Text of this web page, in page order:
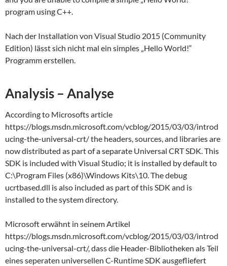
program using C++.
Nach der Installation von Visual Studio 2015 (Community
Edition) lässt sich nicht mal ein simples „Hello World!“
Programm erstellen.
Analysis – Analyse
According to Microsofts article
https://blogs.msdn.microsoft.com/vcblog/2015/03/03/introd
ucing-the-universal-crt/ the headers, sources, and libraries are
now distributed as part of a separate Universal CRT SDK. This
SDK is included with Visual Studio; it is installed by default to
C:\Program Files (x86)\Windows Kits\10. The debug
ucrtbased.dll is also included as part of this SDK and is
installed to the system directory.
Microsoft erwähnt in seinem Artikel
https://blogs.msdn.microsoft.com/vcblog/2015/03/03/introd
ucing-the-universal-crt/, dass die Header-Bibliotheken als Teil
eines seperaten universellen C-Runtime SDK ausgefliefert